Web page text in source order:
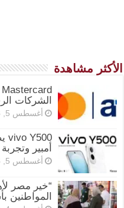
الأكثر مشاهدة
الشركات
أغسطس 5, 2026
أمبير
أغسطس 5, 2026
“خير مصر
المواطنين